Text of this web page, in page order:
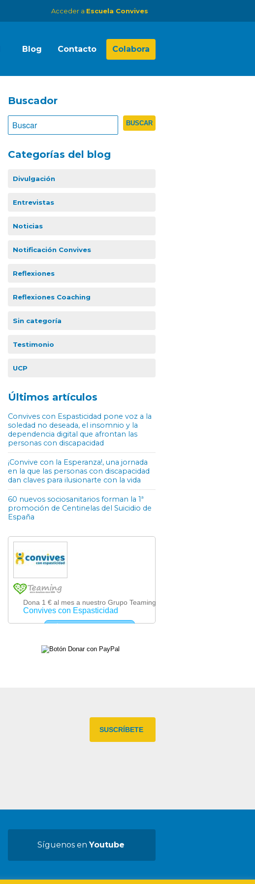
Acceder a Escuela Convives
Blog Contacto Colabora
Buscador
Categorías del blog
Divulgación
Entrevistas
Noticias
Notificación Convives
Reflexiones
Reflexiones Coaching
Sin categoría
Testimonio
UCP
Últimos artículos
Convives con Espasticidad pone voz a la
soledad no deseada, el insomnio y la
dependencia digital que afrontan las
personas con discapacidad
¡Convive con la Esperanza!, una jornada
en la que las personas con discapacidad
dan claves para ilusionarte con la vida
60 nuevos sociosanitarios forman la 1ª
promoción de Centinelas del Suicidio de
España
Síguenos enYoutube